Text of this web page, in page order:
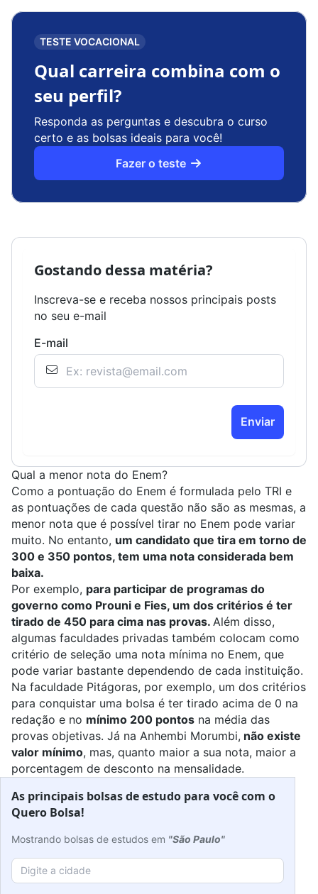
TESTE VOCACIONAL
Qual carreira combina com o
seu perfil?
Responda as perguntas e descubra o curso
certo e as bolsas ideais para você!
Fazer o teste
Gostando dessa matéria?
Inscreva-se e receba nossos principais posts
no seu e-mail
E-mail
Enviar
Qual a menor nota do Enem?
Como a pontuação do Enem é formulada pelo TRI e
as pontuações de cada questão não são as mesmas, a
menor nota que é possível tirar no Enem pode variar
muito. No entanto, um candidato que tira em torno de
300 e 350 pontos, tem uma nota considerada bem
baixa.
Por exemplo, para participar de programas do
governo como Prouni e Fies, um dos critérios é ter
tirado de 450 para cima nas provas. Além disso,
algumas faculdades privadas também colocam como
critério de seleção uma nota mínima no Enem, que
pode variar bastante dependendo de cada instituição.
Na faculdade Pitágoras, por exemplo, um dos critérios
para conquistar uma bolsa é ter tirado acima de 0 na
redação e no mínimo 200 pontos na média das
provas objetivas. Já na Anhembi Morumbi, não existe
valor mínimo, mas, quanto maior a sua nota, maior a
porcentagem de desconto na mensalidade.
As principais bolsas de estudo para você com o
Quero Bolsa!
Mostrando bolsas de estudos em "São Paulo"